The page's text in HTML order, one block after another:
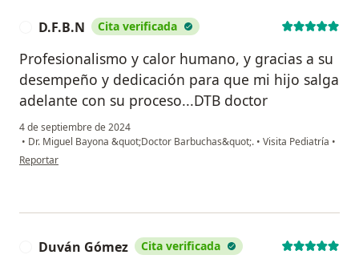
D.F.B.N Cita verificada
Profesionalismo y calor humano, y gracias a su
desempeño y dedicación para que mi hijo salga
adelante con su proceso...DTB doctor
4 de septiembre de 2024
• Dr. Miguel Bayona &quot;Doctor Barbuchas&quot;. • Visita Pediatría •
en opinión del usuario D.F.B.N
Reportar
Duván Gómez Cita verificada